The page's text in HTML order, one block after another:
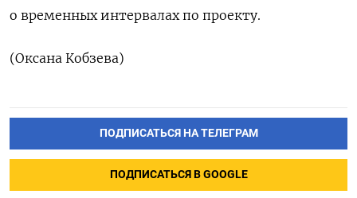
о временных интервалах ‌по проекту.
(Оксана Кобзева)
ПОДПИСАТЬСЯ НА ТЕЛЕГРАМ
ПОДПИСАТЬСЯ В GOOGLE